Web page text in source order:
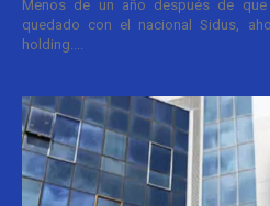
Menos de un año después de
quedado con el nacional Sidus,
holding....